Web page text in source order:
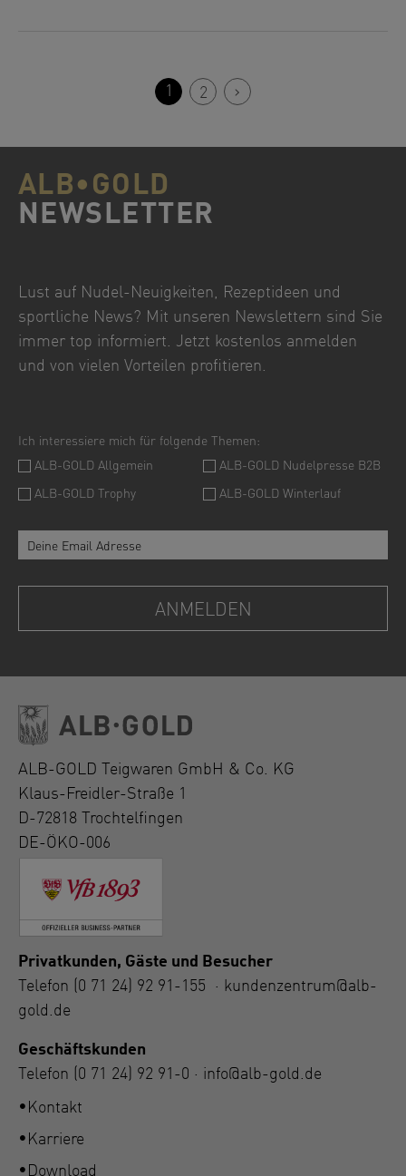
1 2
ALB•GOLD
NEWSLETTER
Lust auf Nudel-Neuigkeiten, Rezeptideen und
sportliche News? Mit unseren Newslettern sind Sie
immer top informiert. Jetzt kostenlos anmelden
und von vielen Vorteilen profitieren.
ALB-GOLD Teigwaren GmbH & Co. KG
Klaus-Freidler-Straße 1
D-72818 Trochtelfingen
DE-ÖKO-006
Privatkunden, Gäste und Besucher
Telefon
(0 71 24) 92 91-155 · kundenzentrum@alb-
gold.de
Geschäftskunden
Telefon
(0 71 24) 92 91-0 · info@alb-gold.de
Kontakt
Karriere
Download